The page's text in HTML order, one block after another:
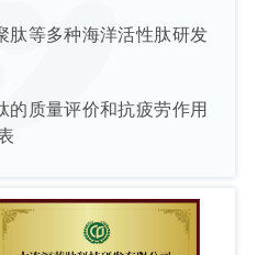
肽等多种海洋活性肽研发
的质量评价和抗疲劳作用